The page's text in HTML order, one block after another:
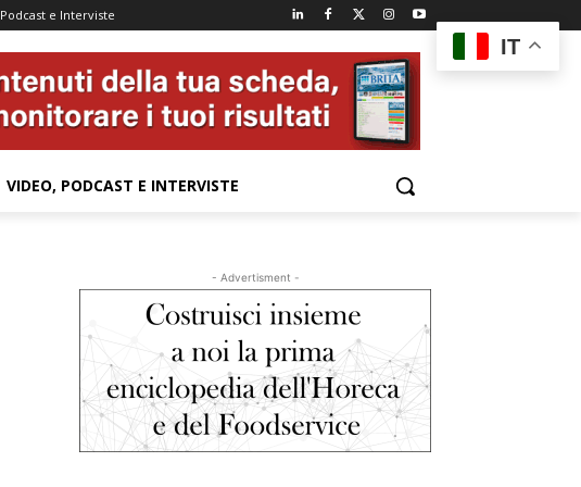
e Interviste
VIDEO, PODCAST E INTERVISTE
- Advertisment -
IT